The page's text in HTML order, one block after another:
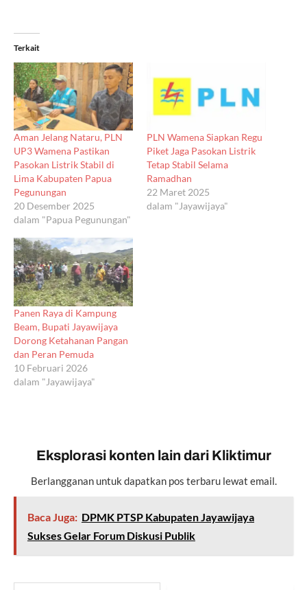
Terkait
Aman Jelang Nataru, PLN
UP3 Wamena Pastikan
Pasokan Listrik Stabil di
Lima Kabupaten Papua
Pegunungan
20 Desember 2025
dalam "Papua Pegunungan"
PLN Wamena Siapkan Regu
Piket Jaga Pasokan Listrik
Tetap Stabil Selama
Ramadhan
22 Maret 2025
dalam "Jayawijaya"
Panen Raya di Kampung
Beam, Bupati Jayawijaya
Dorong Ketahanan Pangan
dan Peran Pemuda
10 Februari 2026
dalam "Jayawijaya"
Eksplorasi konten lain dari Kliktimur
Berlangganan untuk dapatkan pos terbaru lewat email.
Baca Juga: DPMK PTSP Kabupaten Jayawijaya
Sukses Gelar Forum Diskusi Publik
Ketikkan email Anda...